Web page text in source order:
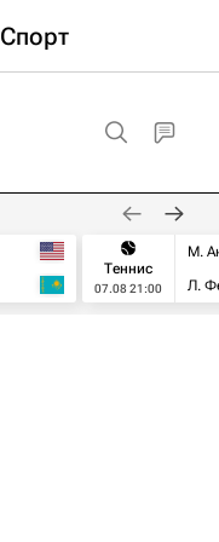
Спорт
Теннис
07.08 21:00
М.
Л.